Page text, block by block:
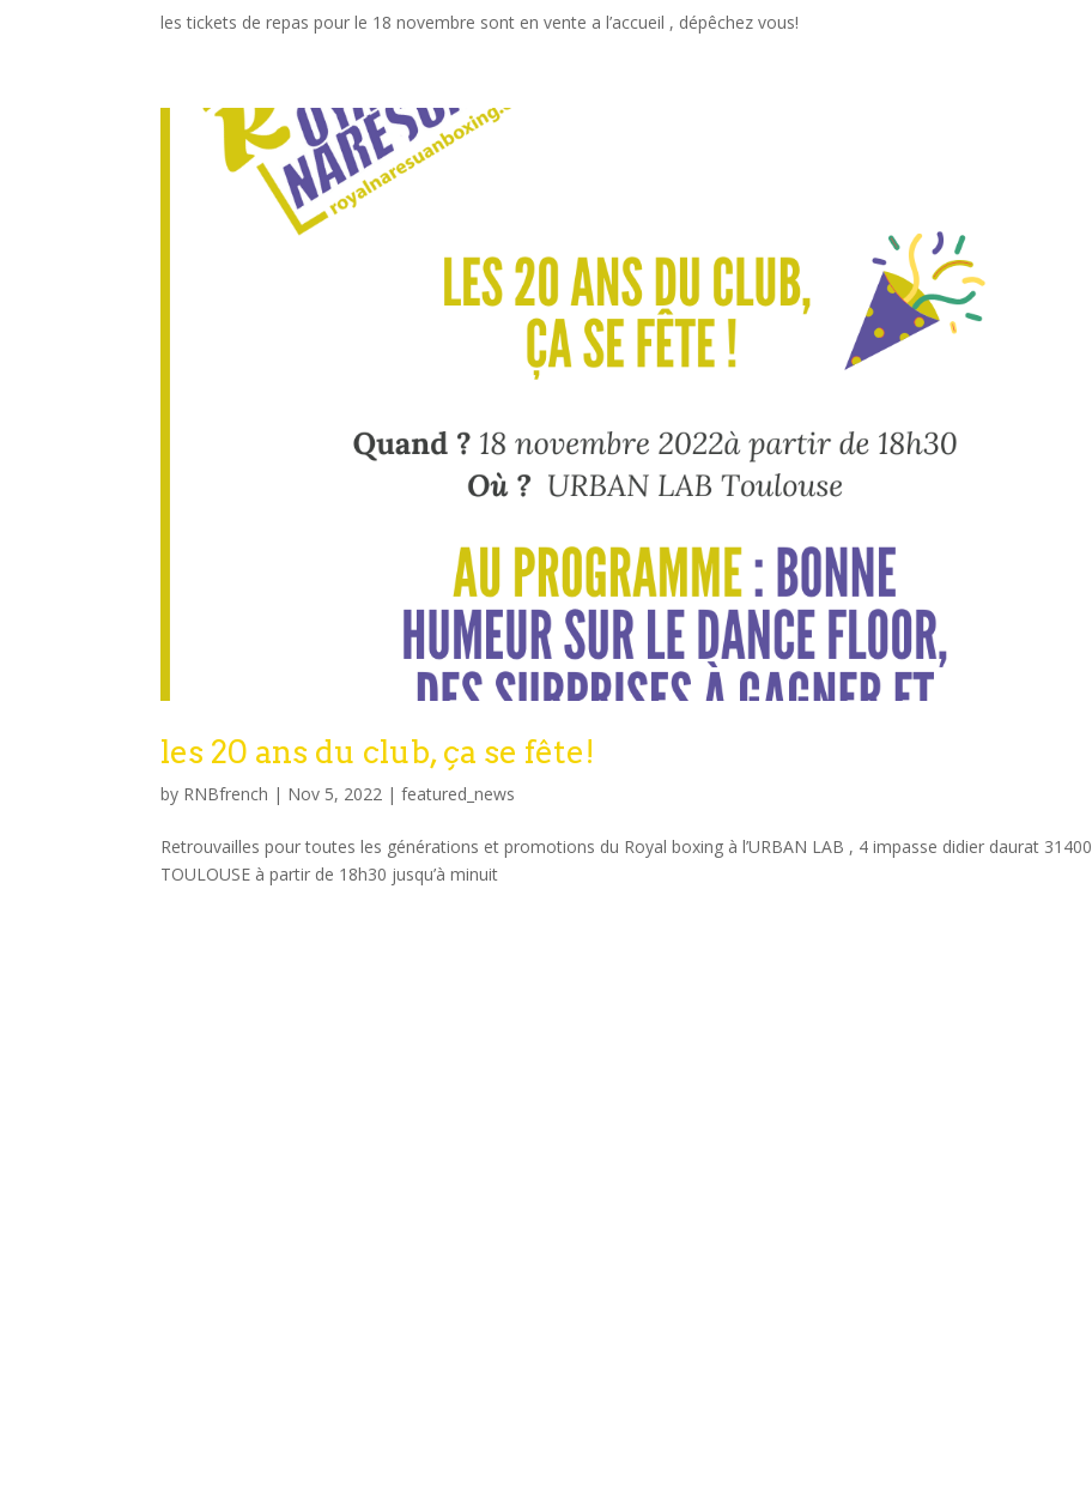
les tickets de repas pour le 18 novembre sont en vente a l’accueil , dépêchez vous!
les 20 ans du club, ça se fête!
by RNBfrench | Nov 5, 2022 |featured_news
Retrouvailles pour toutes les générations et promotions du Royal boxing à l’URBAN LAB , 4 impasse didier daurat 31400
TOULOUSE à partir de 18h30 jusqu’à minuit